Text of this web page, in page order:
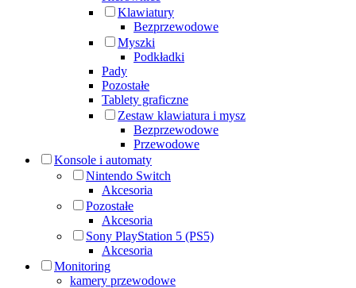
Klawiatury
Bezprzewodowe
Myszki
Podkładki
Pady
Pozostałe
Tablety graficzne
Zestaw klawiatura i mysz
Bezprzewodowe
Przewodowe
Konsole i automaty
Nintendo Switch
Akcesoria
Pozostałe
Akcesoria
Sony PlayStation 5 (PS5)
Akcesoria
Monitoring
kamery przewodowe